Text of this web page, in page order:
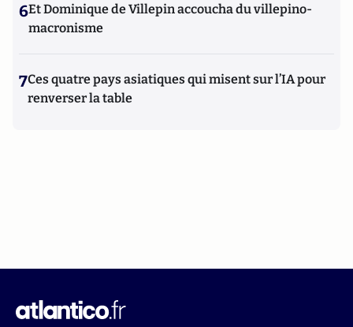
6Et Dominique de Villepin accoucha du villepino-
macronisme
7Ces quatre pays asiatiques qui misent sur l’IA pour
renverser la table